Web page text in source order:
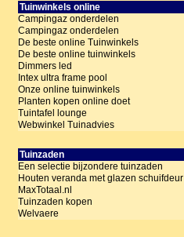
Tuinwinkels online
Campingaz onderdelen
Campingaz onderdelen
De beste online Tuinwinkels
De beste online tuinwinkels
Dimmers led
Intex ultra frame pool
Onze online tuinwinkels
Planten kopen online doet
Tuintafel lounge
Webwinkel Tuinadvies
Tuinzaden
Een selectie bijzondere tuinzaden
Houten veranda met glazen schuifdeur
MaxTotaal.nl
Tuinzaden kopen
Welvaere